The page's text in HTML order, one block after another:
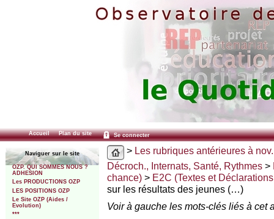
Accueil Plan du site Se connecter
Naviguer sur le site
OZP. QUI SOMMES NOUS ?
ADHESION
Les PRODUCTIONS OZP
LES POSITIONS OZP
Le Site OZP (Aides /
Evolution)
***
> Les rubriques antérieures à
Décroch., Internats, Santé, Rythmes>
chance)> E2C (Textes et
sur les résultats des jeunes (…)
Voir à gauche les mots-clés liés à cet